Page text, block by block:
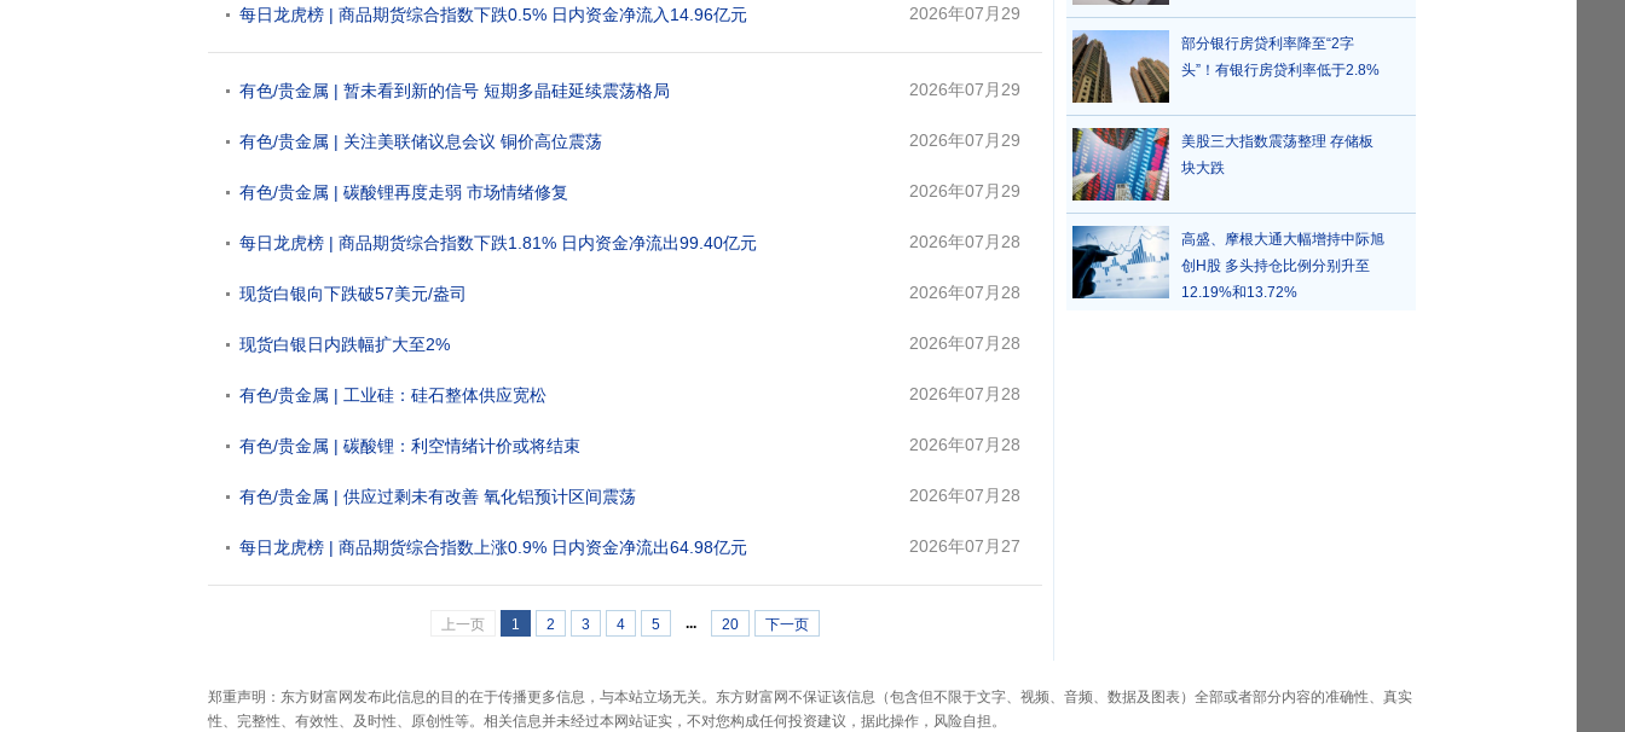
日 17:57
每日龙虎榜 | 商品期货综合指数下跌0.5% 日内资金净流入14.96亿元 2026年07月29
有色/贵金属 | 暂未看到新的信号 短期多晶硅延续震荡格局
2026年07月29
日 09:22
有色/贵金属 | 关注美联储议息会议 铜价高位震荡 2026年07月29
日 09:20
有色/贵金属 | 碳酸锂再度走弱 市场情绪修复 2026年07月29
日 09:13
每日龙虎榜 | 商品期货综合指数下跌1.81% 日内资金净流出99.40亿元 2026年07月28
日 16:30
现货白银向下跌破57美元/盎司 2026年07月28
日 13:28
现货白银日内跌幅扩大至2% 2026年07月28
日 09:28
有色/贵金属 | 工业硅：硅石整体供应宽松 2026年07月28
日 08:51
有色/贵金属 | 碳酸锂：利空情绪计价或将结束 2026年07月28
日 08:49
有色/贵金属 | 供应过剩未有改善 氧化铝预计区间震荡 2026年07月28
日 08:47
每日龙虎榜 | 商品期货综合指数上涨0.9% 日内资金净流出64.98亿元 2026年07月27
上一页 1 2 3 4 5 ... 20 下一页
部分银行房贷利率降至“2字
头”！有银行房贷利率低于2.8%
美股三大指数震荡整理 存储板
块大跌
高盛、摩根大通大幅增持中际旭
创H股 多头持仓比例分别升至
12.19%和13.72%
郑重声明：东方财富网发布此信息的目的在于传播更多信息，与本站立场无关。东方财富网不保证该信息（包含但不限于文字、视频、音频、数据及图表）全部或者部分内容的准确性、真实
性、完整性、有效性、及时性、原创性等。相关信息并未经过本网站证实，不对您构成任何投资建议，据此操作，风险自担。